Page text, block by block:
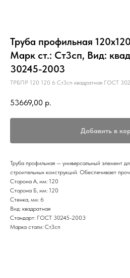
Труба профильная
Марк ст.: Ст3сп, Вид:
30245-2003
ТРБПР 120 120 6 Ст3сп квадратная ГОСТ
53669,00 р.
Добавить в
Труба профильная — универсальный элемент
строительных конструкций. Обеспечивает
Сторона А, мм: 120
Сторона Б, мм: 120
Стенка, мм: 6
Вид: квадратная
Стандарт: ГОСТ 30245-2003
Марка стали: Ст3сп